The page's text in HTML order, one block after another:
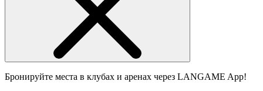
Бронируйте места в клубах и аренах через LANGAME App!